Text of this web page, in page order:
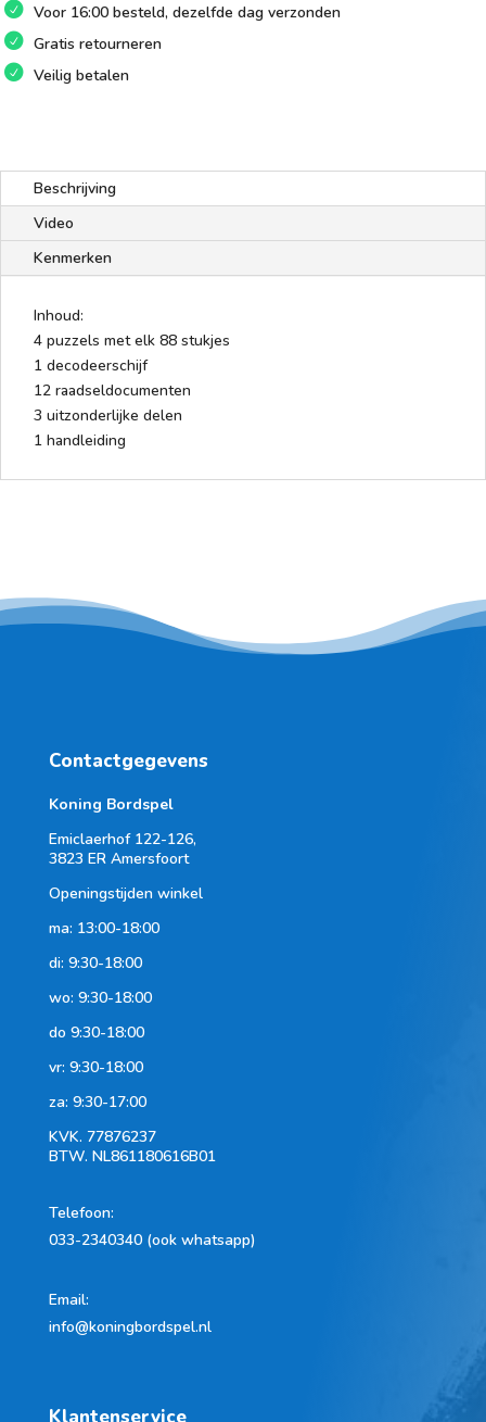
Voor 16:00 besteld, dezelfde dag verzonden
Gratis retourneren
Veilig betalen
Beschrijving
Video
Kenmerken
Inhoud:
4 puzzels met elk 88 stukjes
1 decodeerschijf
12 raadseldocumenten
3 uitzonderlijke delen
1 handleiding
Contactgegevens
Koning Bordspel
Emiclaerhof 122-126,
3823 ER Amersfoort
Openingstijden winkel
ma: 13:00-18:00
di: 9:30-18:00
wo: 9:30-18:00
do 9:30-18:00
vr: 9:30-18:00
za: 9:30-17:00
KVK. 77876237
BTW. NL861180616B01
Telefoon:
033-2340340 (ook whatsapp)
Email:
info@koningbordspel.nl
Klantenservice